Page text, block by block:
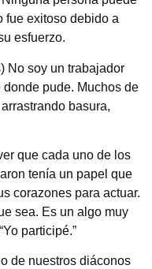
fue exitoso debido a
esfuerzo.
No soy un trabajador
pude. Muchos de
basura,
que cada uno de los
tenía un papel que
corazones para actuar.
sea. Es un algo muy
participé.”
de nuestros diáconos